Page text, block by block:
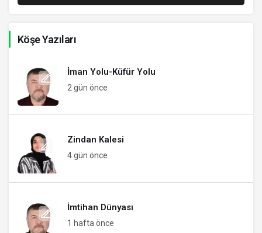
Köşe Yazıları
İman Yolu-Küfür Yolu
2 gün önce
Zindan Kalesi
4 gün önce
İmtihan Dünyası
1 hafta önce